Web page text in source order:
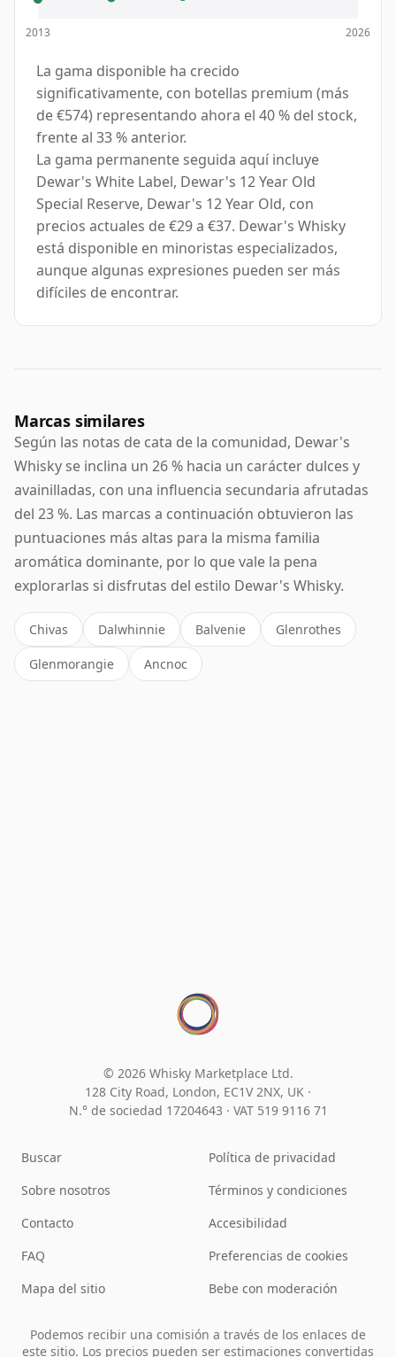
2013 2026
La gama disponible ha crecido
significativamente, con botellas premium (más
de €574) representando ahora el 40 % del stock,
frente al 33 % anterior.
La gama permanente seguida aquí incluye
Dewar's White Label, Dewar's 12 Year Old
Special Reserve, Dewar's 12 Year Old, con
precios actuales de €29 a €37. Dewar's Whisky
está disponible en minoristas especializados,
aunque algunas expresiones pueden ser más
difíciles de encontrar.
Marcas similares
Según las notas de cata de la comunidad, Dewar's
Whisky se inclina un 26 % hacia un carácter dulces y
avainilladas, con una influencia secundaria afrutadas
del 23 %. Las marcas a continuación obtuvieron las
puntuaciones más altas para la misma familia
aromática dominante, por lo que vale la pena
explorarlas si disfrutas del estilo Dewar's Whisky.
Chivas Dalwhinnie Balvenie Glenrothes
Glenmorangie Ancnoc
© 2026 Whisky Marketplace Ltd.
128 City Road, London, EC1V 2NX, UK ·
N.° de sociedad 17204643 · VAT 519 9116 71
Buscar
Sobre nosotros
Contacto
FAQ
Mapa del sitio
Política de privacidad
Términos y condiciones
Accesibilidad
Preferencias de cookies
Bebe con moderación
Podemos recibir una comisión a través de los enlaces de
este sitio. Los precios pueden ser estimaciones convertidas